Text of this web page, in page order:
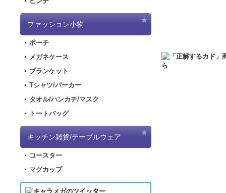
ファッション小物
ポーチ
メガネケース
ブランケット
Tシャツ/パーカー
タオル/ハンカチ/マスク
トートバッグ
キッチン雑貨/テーブルウェア
コースター
マグカップ
2017.11.30「ナナ
2017.11.22